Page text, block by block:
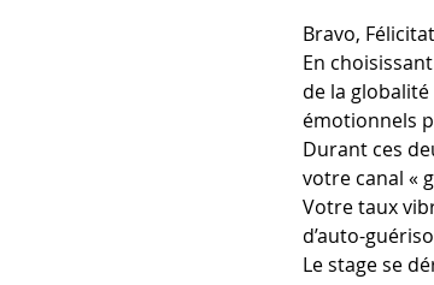
Bravo,
En
de la
émotionnels
Durant ces
votre canal «
Votre taux
d’auto-
Le stage se